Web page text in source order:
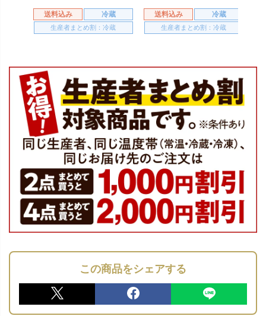
送料込み 冷蔵
生産者まとめ割：冷蔵
送料込み 冷蔵
生産者まとめ割：冷蔵
この商品をシェアする